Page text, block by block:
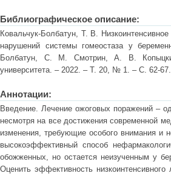
Библиографическое описание:
Ковальчук-Болбатун, Т. В.
нарушений системы гомеостаза у
Болбатун, С. М. Смотрин, А. В. Копыцкий
университета. – 2022. – Т. 20, № 1. – С. 62-
Аннотации:
Введение. Лечение ожоговых поражений –
несмотря на все достижения современной
изменения, требующие особого внимания и
высокоэффективный способ
обожженных, но остается неизученным у
Оценить эффективность